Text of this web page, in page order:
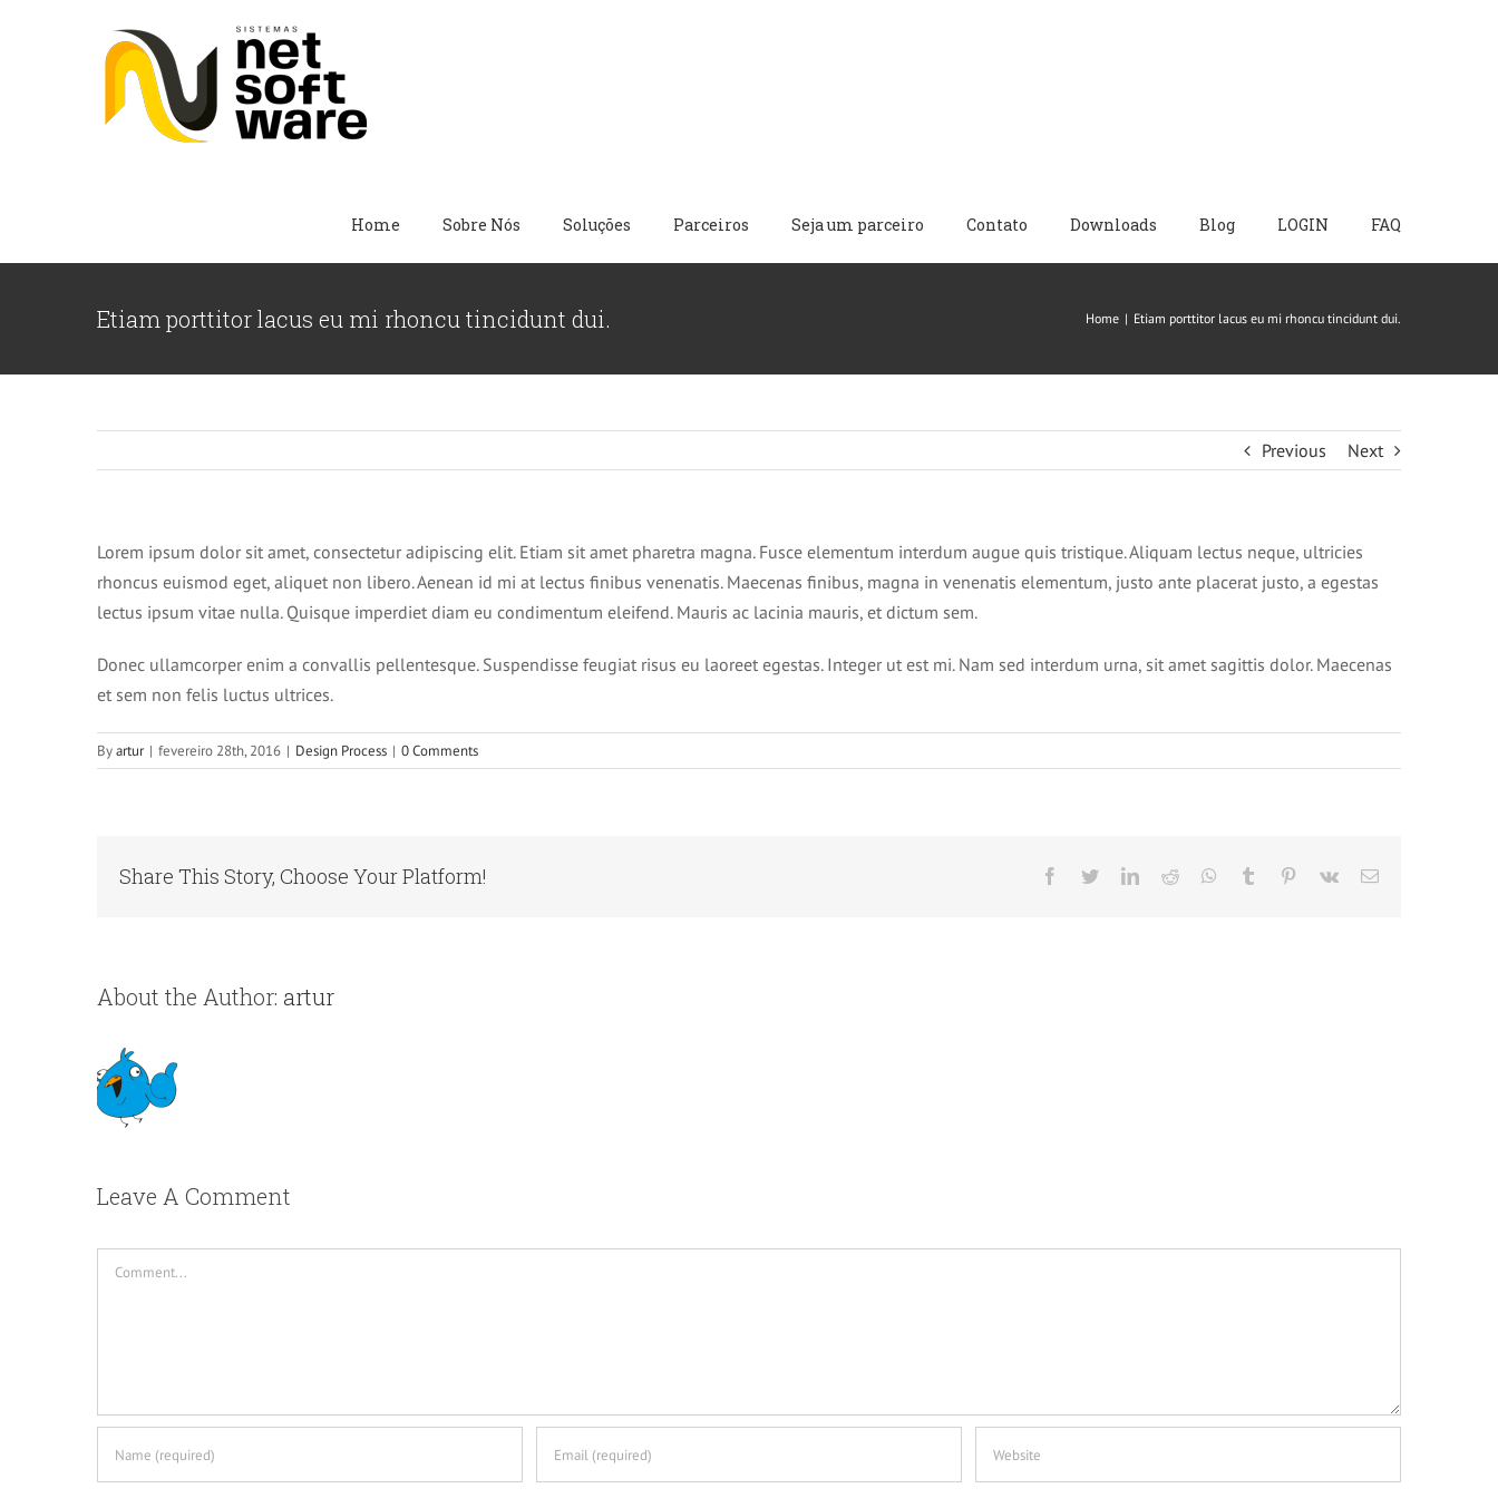
Home Sobre Nós Soluções Parceiros Seja um parceiro Contato Downloads Blog LOGIN FAQ
Etiam porttitor lacus eu mi rhoncu tincidunt dui. Home | Etiam porttitor lacus eu mi rhoncu tincidunt dui.
Previous Next
Lorem ipsum dolor sit amet, consectetur adipiscing elit. Etiam sit amet pharetra magna. Fusce elementum interdum augue quis tristique. Aliquam lectus neque, ultricies
rhoncus euismod eget, aliquet non libero. Aenean id mi at lectus finibus venenatis. Maecenas finibus, magna in venenatis elementum, justo ante placerat justo, a egestas
lectus ipsum vitae nulla. Quisque imperdiet diam eu condimentum eleifend. Mauris ac lacinia mauris, et dictum sem.
Donec ullamcorper enim a convallis pellentesque. Suspendisse feugiat risus eu laoreet egestas. Integer ut est mi. Nam sed interdum urna, sit amet sagittis dolor. Maecenas
et sem non felis luctus ultrices.
Byartur | fevereiro 28th, 2016 | Design Process | 0 Comments
Share This Story, Choose Your Platform! Facebook
TwitterLinkedIn
Reddit WhatsApp
Tumblr Pinterest
Vk Email
About the Author: artur
Leave A Comment
Comment